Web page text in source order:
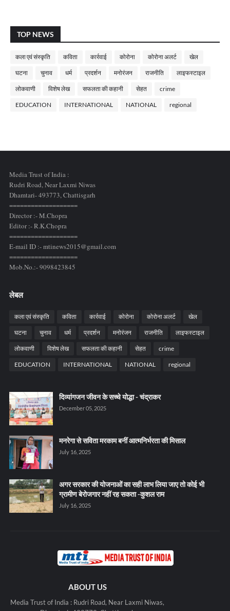
TOP NEWS
कला एवं संस्कृति कविता कार्रवाई कोरोना कोरोना अलर्ट खेल
घटना चुनाव धर्म प्रदर्शन मनोरंजन राजनीति लाइफस्टाइल
लोकवाणी विशेष लेख सफलता की कहानी सेहत crime
EDUCATION INTERNATIONAL NATIONAL regional
Media Trust of India :
Rudri Road, Near Laxmi Niwas
Dhamtari- 493773,Chattisgarh
===================
Director :- M.Chopra
Editor :- R.K.Chopra
===================
E-mail ID :- mtinews2015@gmail.com
===================
Mob.No.:- 9098423845
लेबल
कला एवं संस्कृति कविता कार्रवाई कोरोना कोरोना अलर्ट खेल
घटना चुनाव धर्म प्रदर्शन मनोरंजन राजनीति लाइफस्टाइल
लोकवाणी विशेष लेख सफलता की कहानी सेहत crime
EDUCATION INTERNATIONAL NATIONAL regional
दिव्यांगजन जीवन के सच्चे योद्धा - चंद्राकर
December 05, 2025
मनरेगा से सविता मरकाम बनीं आत्मनिर्भरता की मिसाल
July 16, 2025
अगर सरकार की योजनाओं का सही लाभ लिया जाए तो कोई भी
ग्रामीण बेरोजगार नहीं रह सकता -कुशल राम
July 16, 2025
ABOUT US
Media Trust of India : Rudri Road, Near Laxmi Niwas,